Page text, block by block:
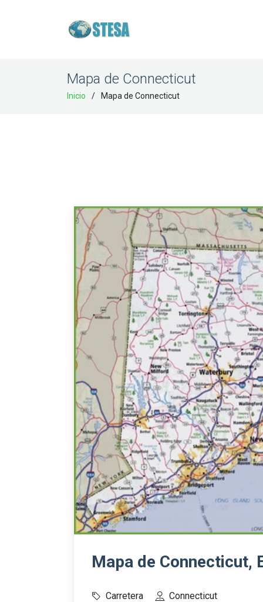
Mapa de Connecticut
Inicio Mapa de Connecticut
Mapa de Connecticut,
Carretera Connecticut